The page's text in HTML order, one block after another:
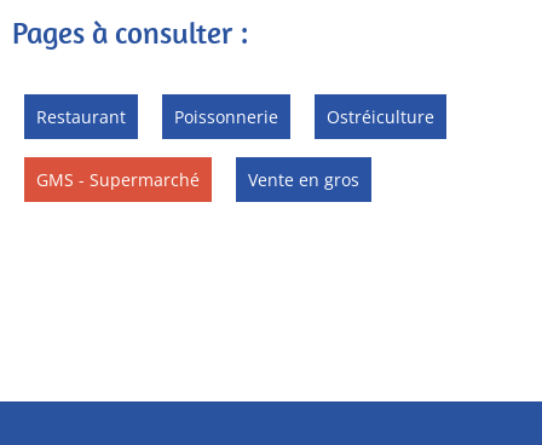
Pages à consulter :
Restaurant Poissonnerie Ostréiculture
GMS - Supermarché Vente en gros